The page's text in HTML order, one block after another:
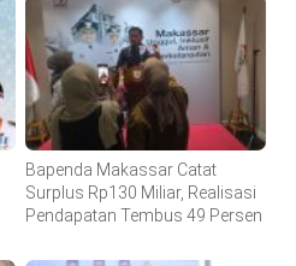
Bapenda Makassar Catat
Surplus Rp130 Miliar, Realisasi
Pendapatan Tembus 49 Persen